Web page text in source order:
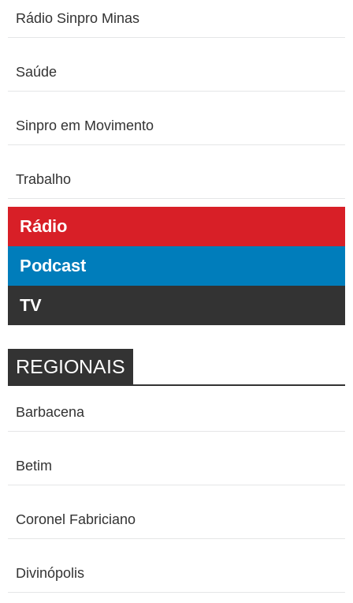
Rádio Sinpro Minas
Saúde
Sinpro em Movimento
Trabalho
Rádio
Podcast
TV
REGIONAIS
Barbacena
Betim
Coronel Fabriciano
Divinópolis